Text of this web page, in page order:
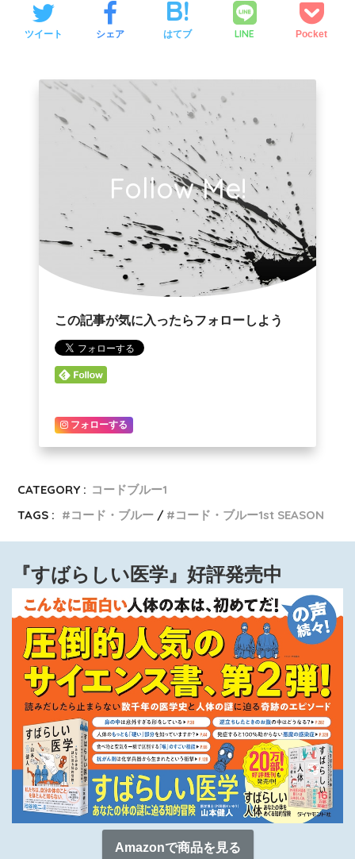
ツイート シェア はてブ LINE Pocket
Follow Me!
この記事が気に入ったらフォローしよう
フォローする
CATEGORY : コードブルー1
TAGS :
コード・ブルー コード・ブルー1st SEASON
『すばらしい医学』好評発売中
Amazonで商品を見る